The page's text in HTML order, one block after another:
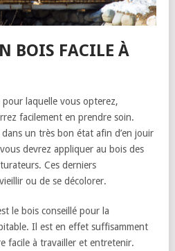
BOIS FACILE À
pour laquelle vous opterez,
facilement en prendre soin.
un très bon état afin d’en jouir
devrez appliquer au bois des
Ces derniers
ou de se décolorer.
le bois conseillé pour la
Il est en effet suffisamment
facile à travailler et entretenir.